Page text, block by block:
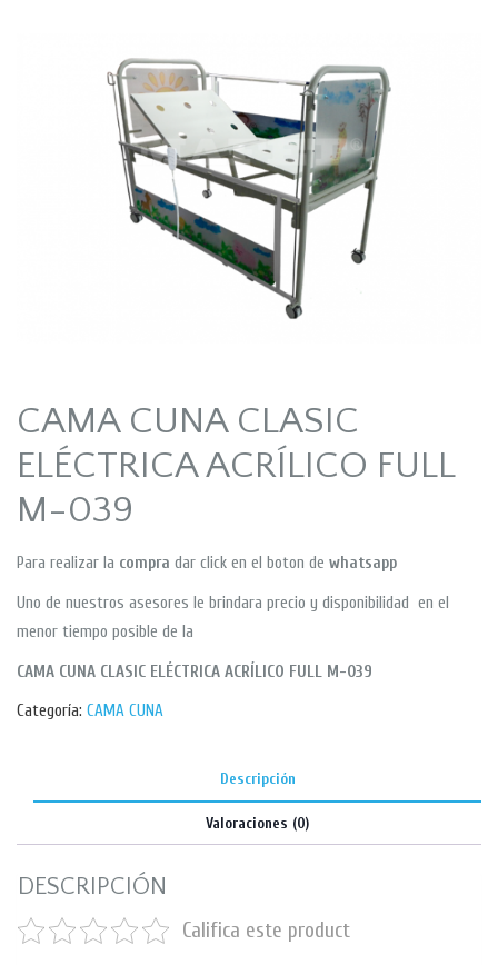
CAMA CUNA CLASIC
ELÉCTRICA ACRÍLICO FULL
M-039
Para realizar la compra dar click en el boton de whatsapp
Uno de nuestros asesores le brindara precio y disponibilidad en el
menor tiempo posible de la
CAMA CUNA CLASIC ELÉCTRICA ACRÍLICO FULL M-039
Categoría: CAMA CUNA
Descripción
Valoraciones (0)
DESCRIPCIÓN
Califica este product